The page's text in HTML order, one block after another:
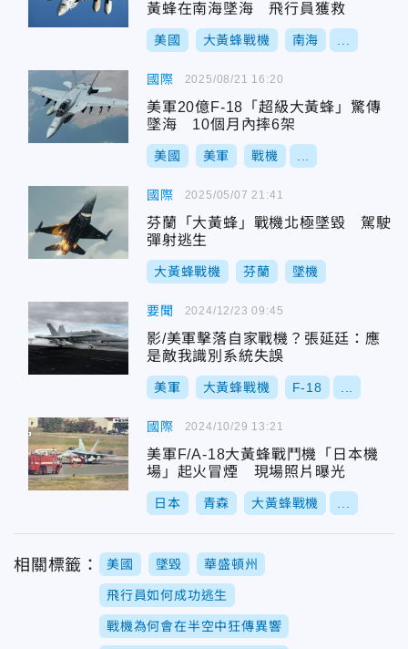
黃蜂在南海墜海 飛行員獲救
美國 大黃蜂戰機 南海
國際
美軍20億F-18「超級大黃蜂」驚傳
墜海 10個月內摔6架
美國 美軍 戰機
2025/08/21 16:20
國際
芬蘭「大黃蜂」戰機北極墜毀 駕駛
彈射逃生
大黃蜂戰機 芬蘭 墜機
2025/05/07 21:41
要聞
影/美軍擊落自家戰機？張延廷：應
是敵我識別系統失誤
美軍 大黃蜂戰機 F-18
2024/12/23 09:45
國際
美軍F/A-18大黃蜂戰鬥機「日本機
場」起火冒煙 現場照片曝光
日本 青森 大黃蜂戰機
2024/10/29 13:21
相關標籤： 美國 墜毀 華盛頓州
飛行員如何成功逃生
戰機為何會在半空中狂傳異響